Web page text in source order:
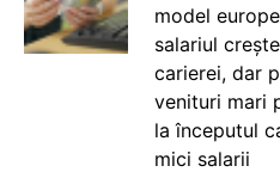
model
salariul
carierei, dar
venituri mari
la începutul
mici salarii